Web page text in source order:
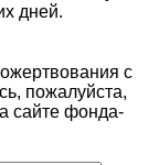
дней.
с
пожалуйста,
сайте фонда-